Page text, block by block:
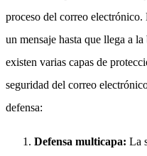
proceso del correo electrónico.
un mensaje hasta que llega a
existen varias capas de
seguridad del correo
defensa:
Defensa multicapa: La